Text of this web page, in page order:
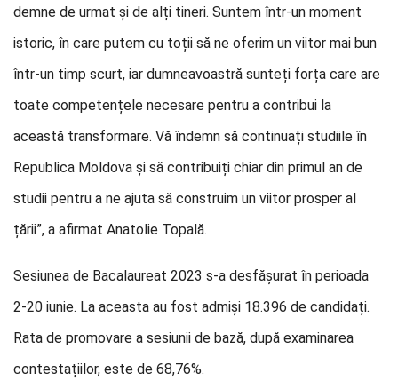
demne de urmat și de alți tineri. Suntem într-un moment
istoric, în care putem cu toții să ne oferim un viitor mai bun
într-un timp scurt, iar dumneavoastră sunteți forța care are
toate competențele necesare pentru a contribui la
această transformare. Vă îndemn să continuați studiile în
Republica Moldova și să contribuiți chiar din primul an de
studii pentru a ne ajuta să construim un viitor prosper al
țării”, a afirmat Anatolie Topală.
Sesiunea de Bacalaureat 2023 s-a desfășurat în perioada
2-20 iunie. La aceasta au fost admiși 18.396 de candidați.
Rata de promovare a sesiunii de bază, după examinarea
contestațiilor, este de 68,76%.